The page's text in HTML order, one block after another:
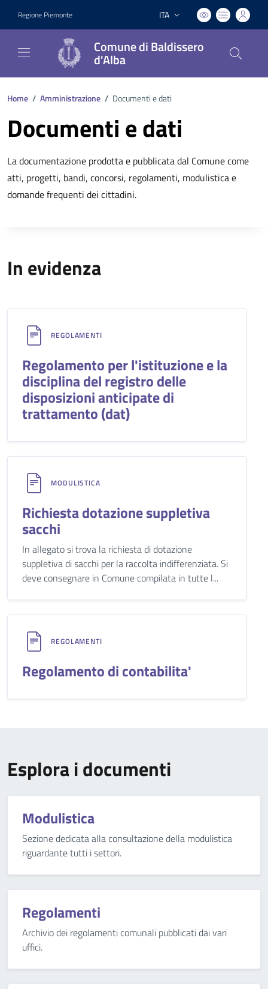
Regione Piemonte Lingua attiva:
ITA
Comune di Baldissero
d'Alba
Home / Amministrazione / Documenti e dati
Documenti e dati
La documentazione prodotta e pubblicata dal Comune come
atti, progetti, bandi, concorsi, regolamenti, modulistica e
domande frequenti dei cittadini.
In evidenza
REGOLAMENTI
Regolamento per l'istituzione e la
disciplina del registro delle
disposizioni anticipate di
trattamento (dat)
MODULISTICA
Richiesta dotazione suppletiva
sacchi
In allegato si trova la richiesta di dotazione
suppletiva di sacchi per la raccolta indifferenziata. Si
deve consegnare in Comune compilata in tutte l...
REGOLAMENTI
Regolamento di contabilita'
Esplora i documenti
Modulistica
Sezione dedicata alla consultazione della modulistica
riguardante tutti i settori.
Regolamenti
Archivio dei regolamenti comunali pubblicati dai vari
uffici.